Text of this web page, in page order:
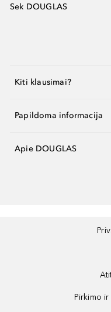
Sek DOUGLAS
Kiti klausimai?
Papildoma informacija
Apie DOUGLAS
Pirkimo